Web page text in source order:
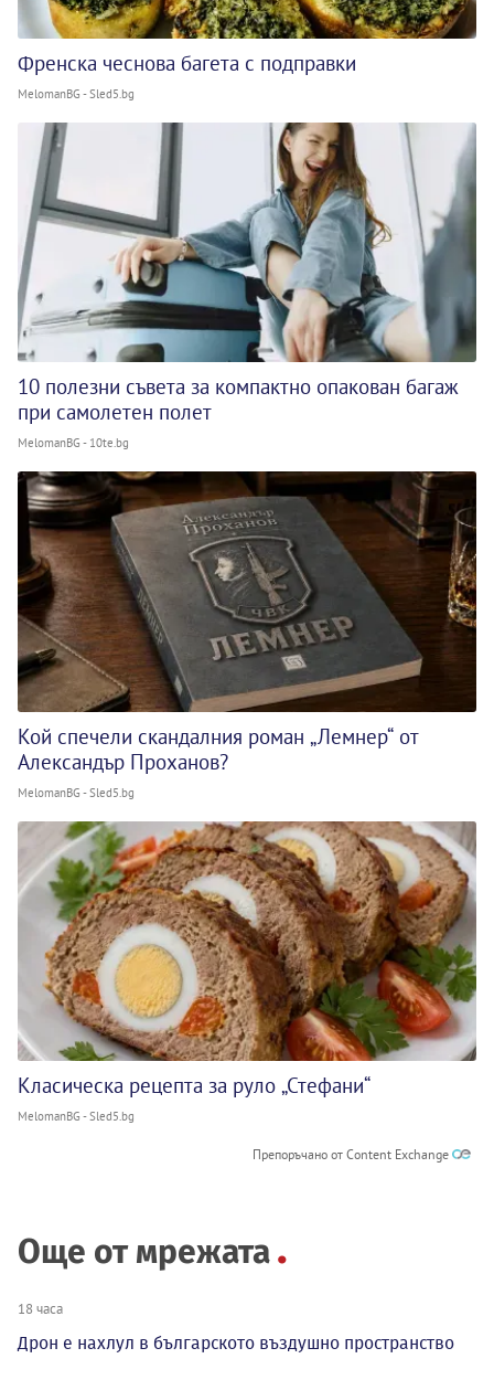
Френска чеснова багета с подправки
MelomanBG - Sled5.bg
10 полезни съвета за компактно опакован багаж
при самолетен полет
MelomanBG - 10te.bg
Кой спечели скандалния роман „Лемнер“ от
Александър Проханов?
MelomanBG - Sled5.bg
Класическа рецепта за руло „Стефани“
MelomanBG - Sled5.bg
Препоръчано от Content Exchange
Още от мрежата
18 часа
Дрон е нахлул в българското въздушно пространство